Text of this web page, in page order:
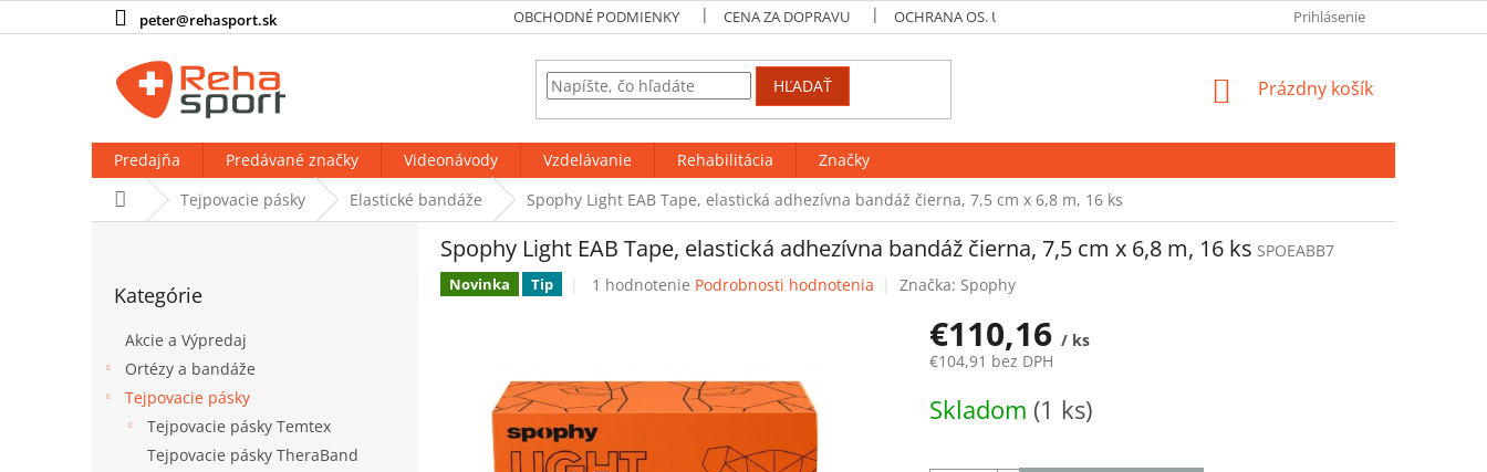
na
peter@rehasport.sk OBCHODNÉ PODMIENKY CENA ZA DOPRAVU OCHRANA OS. ÚDAJOV Prihlásenie
HĽADAŤ
NÁKUPNÝ
Prázdny košík
Predajňa Predávané značky Videonávody Vzdelávanie Rehabilitácia
Značky
DomovTejpovacie pásky Elastické bandáže Spophy Light EAB Tape, elastická adhezívna bandáž čierna, 7,5 cm x 6,8 m, 16 ks
kategórie
Kategórie
Akcie a Výpredaj
Ortézy a bandáže
Tejpovacie pásky
Tejpovacie pásky Temtex
Tejpovacie pásky TheraBand
Spophy Light EAB Tape, elastická adhezívna bandáž čierna, 7,5 cm x 6,8 m, 16 ks SPOEABB7
Novinka Tip
Priemerné
z
5
hviezdičiek.
1 hodnotenie Podrobnosti hodnotenia Značka: Spophy
€110,16 / ks
€104,91 bez DPH
cena:
Skladom (1 ks)